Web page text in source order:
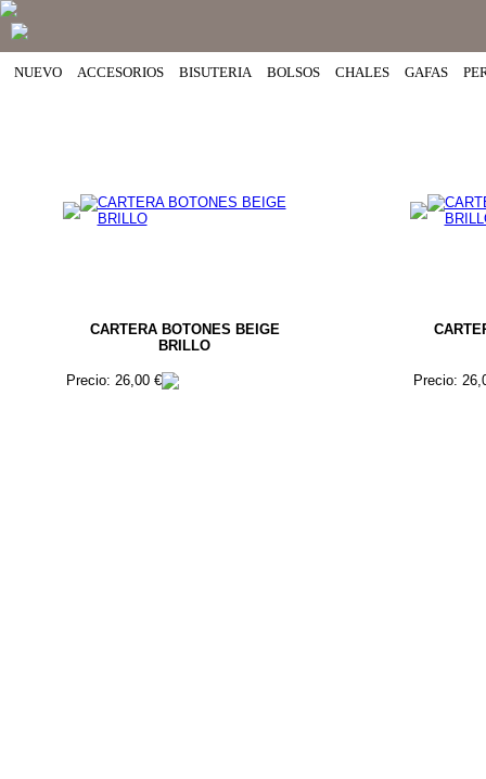
NUEVO ACCESORIOS BISUTERIA BOLSOS CHALES GAFAS
CARTERA BOTONES BEIGE
BRILLO
Precio: 26,00 € Precio: